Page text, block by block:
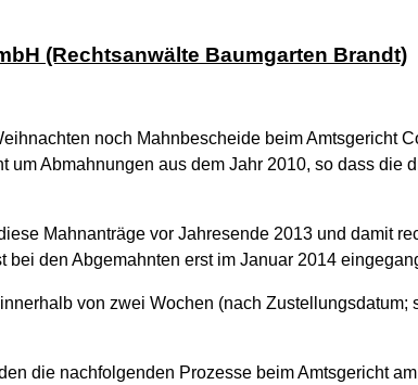
(Rechtsanwälte Baumgarten Brandt)
noch Mahnbescheide beim Amtsgericht
um Abmahnungen aus dem Jahr 2010, so dass die
Mahnanträge vor Jahresende 2013 und damit
den Abgemahnten erst im Januar 2014
von zwei Wochen (nach Zustellungsdatum;
die nachfolgenden Prozesse beim Amtsgericht